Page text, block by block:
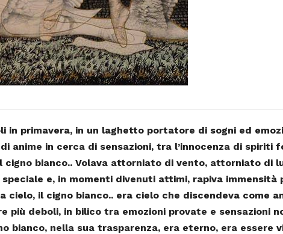
in primavera, in un laghetto portatore di sogni ed
anime in cerca di sensazioni, tra l’innocenza di spiriti
cigno bianco.. Volava attorniato di vento, attorniato di
e, in momenti divenuti attimi, rapiva immensità
cielo, il cigno bianco.. era cielo che discendeva come
più deboli, in bilico tra emozioni provate e sensazioni
bianco, nella sua trasparenza, era eterno, era essere